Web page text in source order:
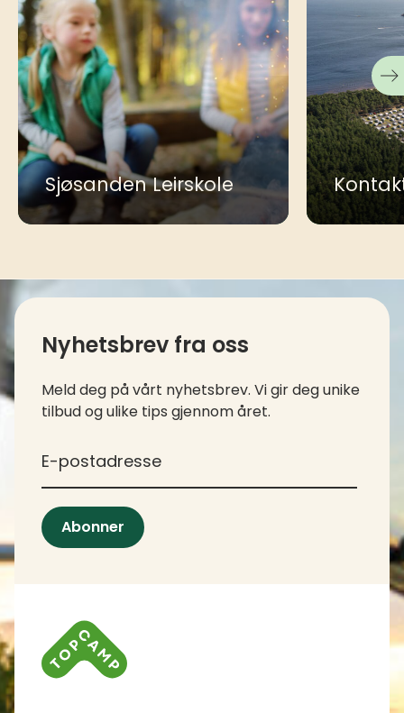
Sjøsanden Leirskole
Kontaktinfo og kolofon
Nyhetsbrev fra oss
Meld deg på vårt nyhetsbrev. Vi gir deg unike
tilbud og ulike tips gjennom året.
E-postadresse
Abonner